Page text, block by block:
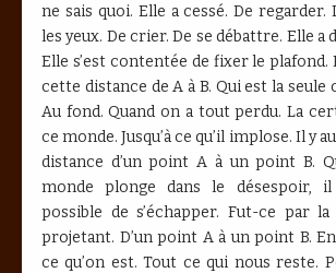
ne sais quoi. Elle a cessé. De regarder.
les yeux. De crier. De se débattre. Elle a
Elle s’est contentée de fixer le
cette distance de A à B. Qui est la seule
Au fond. Quand on a tout perdu. La
ce monde. Jusqu’à ce qu’il implose. Il y
distance d’un point A à un point B.
monde plonge dans le désespoir,
possible de s’échapper. Fut-ce par
projetant. D’un point A à un point B.
ce qu’on est. Tout ce qui nous reste.